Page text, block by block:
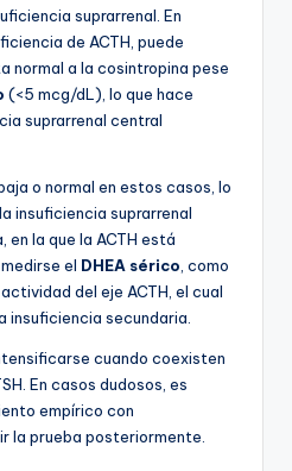
suprarrenal. En
de ACTH, puede
normal a la cosintropina pese
(<5 mcg/dL), lo que hace
suprarrenal central
o normal en estos casos, lo
insuficiencia suprarrenal
en la que la ACTH está
el DHEA sérico , como
del eje ACTH, el cual
insuficiencia secundaria.
cuando coexisten
En casos dudosos, es
empírico con
la prueba posteriormente.